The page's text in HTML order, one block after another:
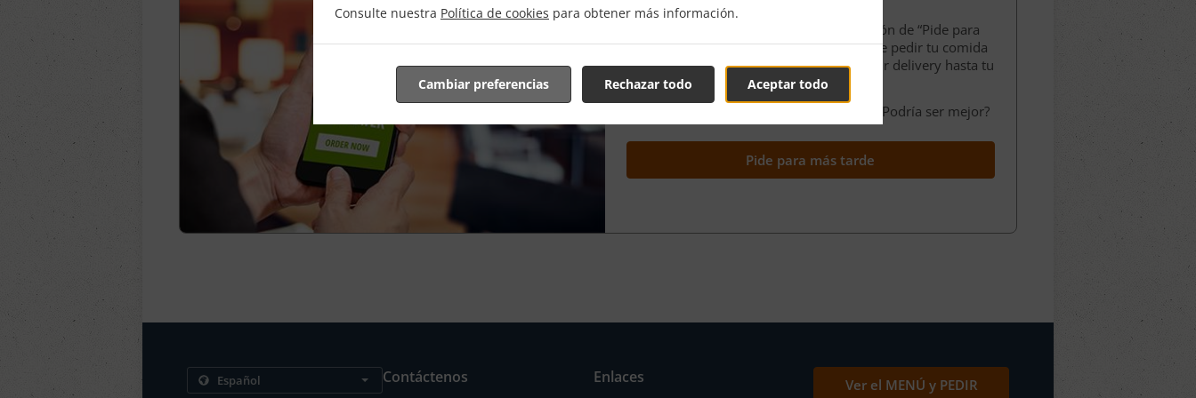
Consulte nuestra Política de cookies para obtener más información.
Aceptar todo
Rechazar todo
Cambiar preferencias
Estamos muy orgullosos de nuestra función de “Pide para
más tarde” porque te da la oportunidad de pedir tu comida
por adelantado y pasarla buscando o pedir delivery hasta tu
casa al momento de tu elección.
Tienes el completo control de tu pedido. ¿Podría ser mejor?
Pide para más tarde
Contáctenos Enlaces Ver el MENÚ y PEDIR